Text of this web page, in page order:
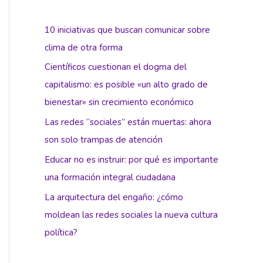
10 iniciativas que buscan comunicar sobre
clima de otra forma
Científicos cuestionan el dogma del
capitalismo: es posible «un alto grado de
bienestar» sin crecimiento económico
Las redes “sociales” están muertas: ahora
son solo trampas de atención
Educar no es instruir: por qué es importante
una formación integral ciudadana
La arquitectura del engaño: ¿cómo
moldean las redes sociales la nueva cultura
política?